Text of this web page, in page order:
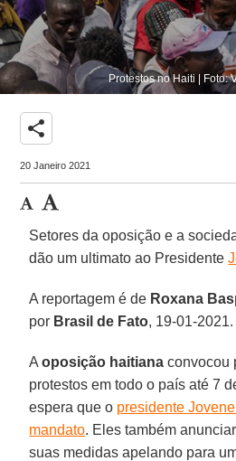
Protestos no Haiti | Foto:
share
20 Janeiro 2021
Setores da oposição e a
dão um ultimato ao Presidente
A reportagem é de Roxana
por Brasil de Fato, 19-01-2021.
Aoposição haitiana convocou
protestos em todo o país até 7
espera que o presidente
mandato. Eles também
suas medidas apelando para